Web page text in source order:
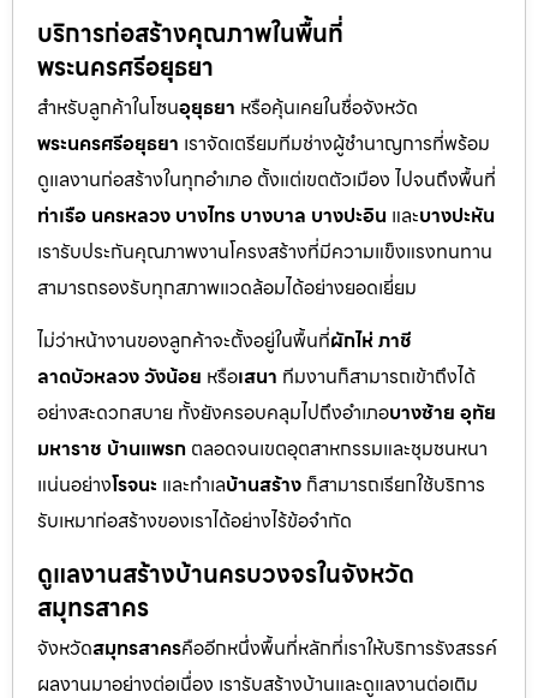
บริการก่อสร้างคุณภาพในพื้นที่
พระนครศรีอยุธยา
สำหรับลูกค้าในโซนอุยุธยา หรือคุ้นเคยในชื่อจังหวัด
พระนครศรีอยุธยา เราจัดเตรียมทีมช่างผู้ชำนาญการที่พร้อม
ดูแลงานก่อสร้างในทุกอำเภอ ตั้งแต่เขตตัวเมือง ไปจนถึงพื้นที่
ท่าเรือ นครหลวง บางไทร บางบาล บางปะอิน และบางปะหัน
เรารับประกันคุณภาพงานโครงสร้างที่มีความแข็งแรงทนทาน
สามารถรองรับทุกสภาพแวดล้อมได้อย่างยอดเยี่ยม
ไม่ว่าหน้างานของลูกค้าจะตั้งอยู่ในพื้นที่ผักไห่ ภาชี
ลาดบัวหลวง วังน้อย หรือเสนา ทีมงานก็สามารถเข้าถึงได้
อย่างสะดวกสบาย ทั้งยังครอบคลุมไปถึงอำเภอบางซ้าย อุทัย
มหาราช บ้านแพรก ตลอดจนเขตอุตสาหกรรมและชุมชนหนา
แน่นอย่างโรจนะ และทำเลบ้านสร้าง ก็สามารถเรียกใช้บริการ
รับเหมาก่อสร้างของเราได้อย่างไร้ข้อจำกัด
ดูแลงานสร้างบ้านครบวงจรในจังหวัด
สมุทรสาคร
จังหวัดสมุทรสาครคืออีกหนึ่งพื้นที่หลักที่เราให้บริการรังสรรค์
ผลงานมาอย่างต่อเนื่อง เรารับสร้างบ้านและดูแลงานต่อเติม